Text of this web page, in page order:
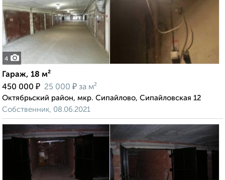
4
Гараж, 18 м²
450 000 ₽ 25 000 ₽ за м²
Октябрьский район, мкр. Сипайлово, Сипайловская 12
Собственник, 08.06.2021